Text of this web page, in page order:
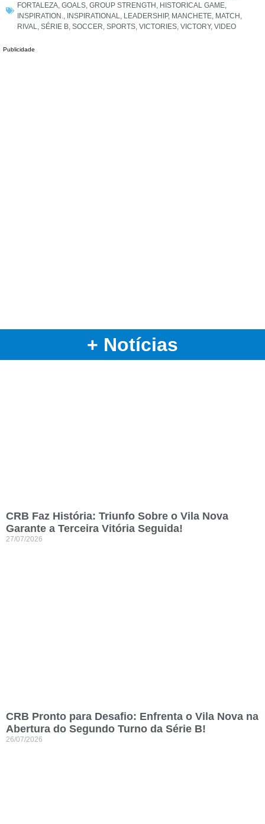
FORTALEZA, GOALS, GROUP STRENGTH, HISTORICAL GAME,
INSPIRATION., INSPIRATIONAL, LEADERSHIP, MANCHETE, MATCH,
RIVAL, SÉRIE B, SOCCER, SPORTS, VICTORIES, VICTORY, VIDEO
Publicidade
+ Notícias
CRB Faz História: Triunfo Sobre o Vila Nova
Garante a Terceira Vitória Seguida!
27/07/2026
CRB Pronto para Desafio: Enfrenta o Vila Nova na
Abertura do Segundo Turno da Série B!
26/07/2026